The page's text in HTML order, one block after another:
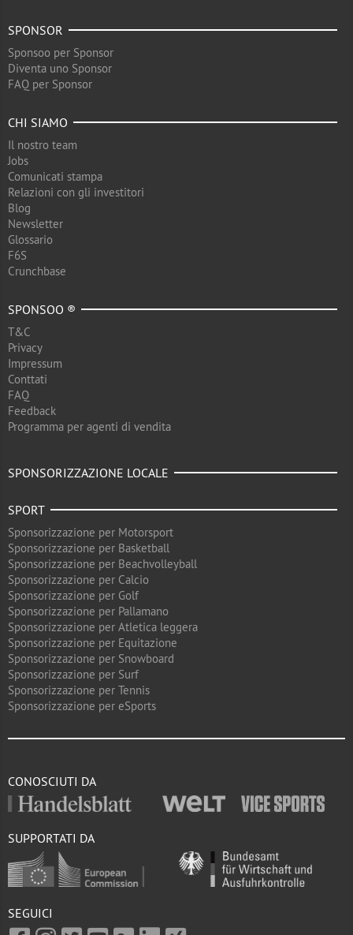
SPONSOR
Sponsoo per Sponsor
Diventa uno Sponsor
FAQ per Sponsor
CHI SIAMO
Il nostro team
Jobs
Comunicati stampa
Relazioni con gli investitori
Blog
Newsletter
Glossario
F6S
Crunchbase
SPONSOO ®
T&C
Privacy
Impressum
Conttati
FAQ
Feedback
Programma per agenti di vendita
SPONSORIZZAZIONE LOCALE
SPORT
Sponsorizzazione per Motorsport
Sponsorizzazione per Basketball
Sponsorizzazione per Beachvolleyball
Sponsorizzazione per Calcio
Sponsorizzazione per Golf
Sponsorizzazione per Pallamano
Sponsorizzazione per Atletica leggera
Sponsorizzazione per Equitazione
Sponsorizzazione per Snowboard
Sponsorizzazione per Surf
Sponsorizzazione per Tennis
Sponsorizzazione per eSports
CONOSCIUTI DA
SUPPORTATI DA
SEGUICI